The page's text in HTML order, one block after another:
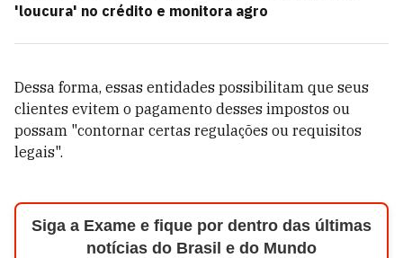
'loucura' no crédito e monitora agro
Dessa forma, essas entidades possibilitam que seus
clientes evitem o pagamento desses impostos ou
possam "contornar certas regulações ou requisitos
legais".
Siga a Exame e fique por dentro das últimas
notícias do Brasil e do Mundo